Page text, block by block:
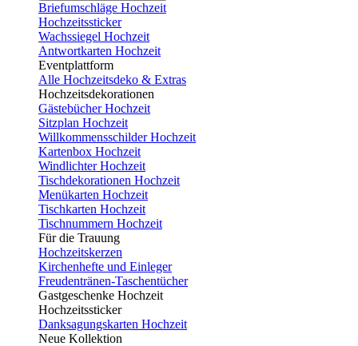
Briefumschläge Hochzeit
Hochzeitssticker
Wachssiegel Hochzeit
Antwortkarten Hochzeit
Eventplattform
Alle Hochzeitsdeko & Extras
Hochzeitsdekorationen
Gästebücher Hochzeit
Sitzplan Hochzeit
Willkommensschilder Hochzeit
Kartenbox Hochzeit
Windlichter Hochzeit
Tischdekorationen Hochzeit
Menükarten Hochzeit
Tischkarten Hochzeit
Tischnummern Hochzeit
Für die Trauung
Hochzeitskerzen
Kirchenhefte und Einleger
Freudentränen-Taschentücher
Gastgeschenke Hochzeit
Hochzeitssticker
Danksagungskarten Hochzeit
Neue Kollektion